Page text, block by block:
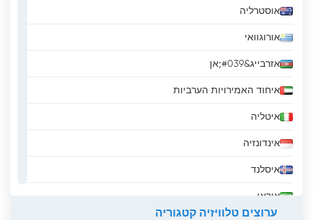
אוסטרליה
אורוגוואי
אזרבייג&#039;אן
איחוד האמירויות הערביות
איטליה
אינדונזיה
איסלנד
איראן
ערוצים טלוויזיה קטגוריה